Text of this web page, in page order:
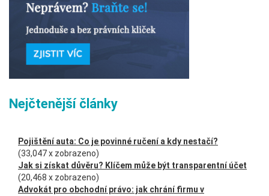
Nejčtenější články
Pojištění auta: Co je povinné ručení a kdy nestačí?
(33,047 x zobrazeno)
Jak si získat důvěru? Klíčem může být transparentní účet
(20,468 x zobrazeno)
Advokát pro obchodní právo: jak chrání firmu v